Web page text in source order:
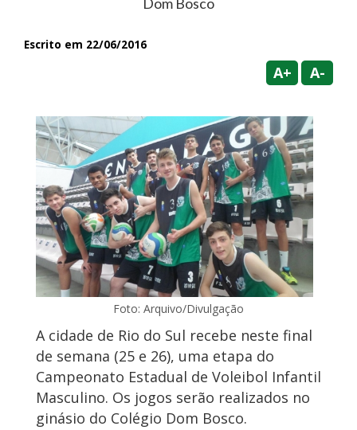
Escrito em 22/06/2016
A+ A-
Foto: Arquivo/Divulgação
A cidade de Rio do Sul recebe neste final
de semana (25 e 26), uma etapa do
Campeonato Estadual de Voleibol Infantil
Masculino. Os jogos serão realizados no
ginásio do Colégio Dom Bosco.